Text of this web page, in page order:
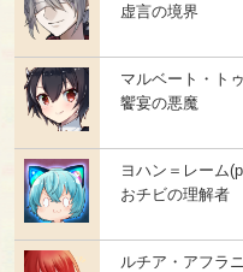
虚言の境界
マルベート・ト
饗宴の悪魔
ヨハン＝レーム
おチビの理解者
ルチア・アフラ